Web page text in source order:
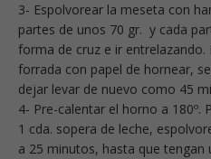
3- Espolvorear la meseta con
partes de unos 70 gr. y cada
forma de cruz e ir entrelazando.
forrada con papel de hornear,
dejar levar de nuevo como 45
4- Pre-calentar el horno a 180º.
1 cda. sopera de leche,
a 25 minutos, hasta que tengan